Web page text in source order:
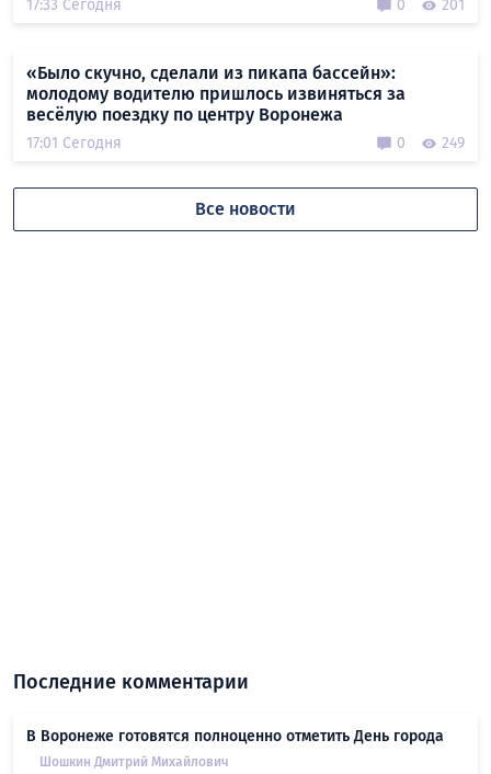
17:33 Сегодня 0 201
«Было скучно, сделали из пикапа бассейн»:
молодому водителю пришлось извиняться за
весёлую поездку по центру Воронежа
17:01 Сегодня 0 249
Все новости
Последние комментарии
В Воронеже готовятся полноценно отметить День города
Шошкин Дмитрий Михайлович